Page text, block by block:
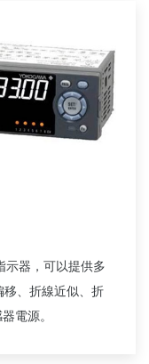
示器，可以提供多
移、折線近似、折
電源。